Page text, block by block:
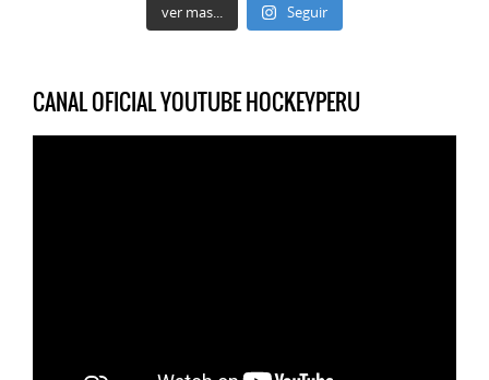
ver mas... Seguir
CANAL OFICIAL YOUTUBE HOCKEYPERU